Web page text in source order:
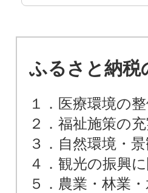
ふるさと納税
１．医療環境の
２．福祉施策の
３．自然環境・
４．観光の振興
５．農業・林業